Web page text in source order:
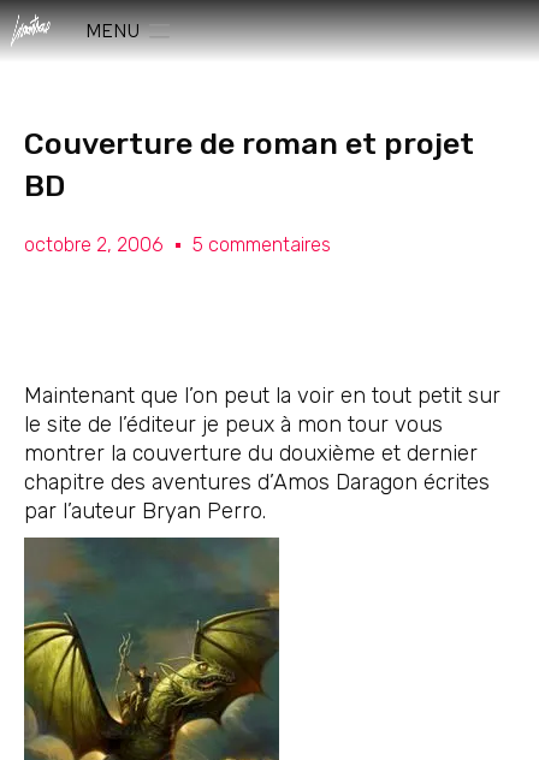
MENU
Couverture de roman et projet
BD
octobre 2, 2006 5 commentaires
Maintenant que l’on peut la voir en tout petit sur
le site de l’éditeur je peux à mon tour vous
montrer la couverture du douxième et dernier
chapitre des aventures d’Amos Daragon écrites
par l’auteur Bryan Perro.